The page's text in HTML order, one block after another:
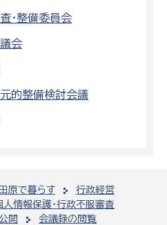
原で暮らす
行政経営
人情報保護・行政不服審査
開
会議録の閲覧
・整備委員会
会
的整備検討会議